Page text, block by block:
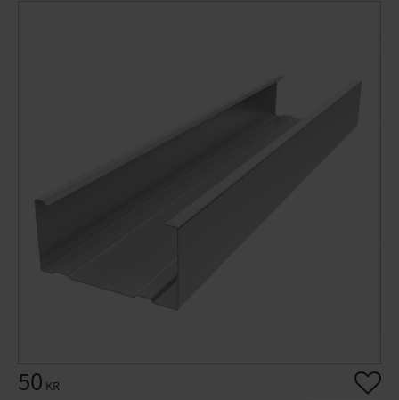
50 KR
Lägg